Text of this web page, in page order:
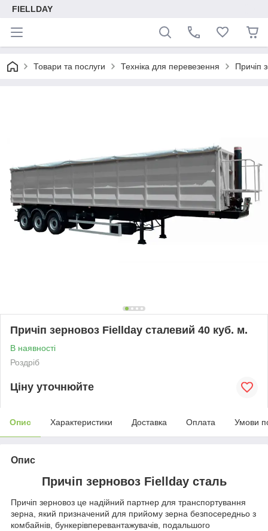
FIELLDAY
Товари та послуги Техніка для перевезення Причіп
Причіп зерновоз Fiellday сталевий 40 куб. м.
В наявності
Роздріб
Ціну уточнюйте
Опис Характеристики Доставка Оплата Умови
Опис
Причіп зерновоз Fiellday сталь
Причіп зерновоз це надійний партнер для транспортування
зерна, який призначений для прийому зерна безпосередньо з
комбайнів, бункерівперевантажувачів, подальшого